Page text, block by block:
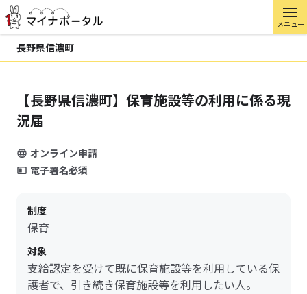
メニュー
長野県信濃町
【長野県信濃町】保育施設等の利用に係る現
況届
オンライン申請
電子署名必須
制度
保育
対象
支給認定を受けて既に保育施設等を利用している保
護者で、引き続き保育施設等を利用したい人。